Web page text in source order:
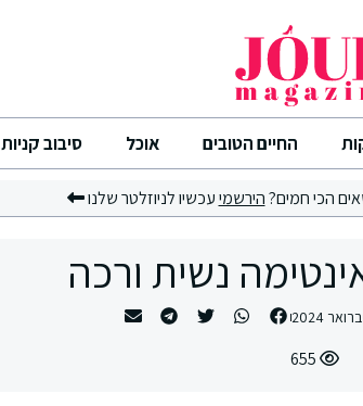
החיים הטובים אוכל סיבוב קניות
הכי חמים?הירשמיעכשיו לניוזלטר שלנו
אינטימה נשית ורכה